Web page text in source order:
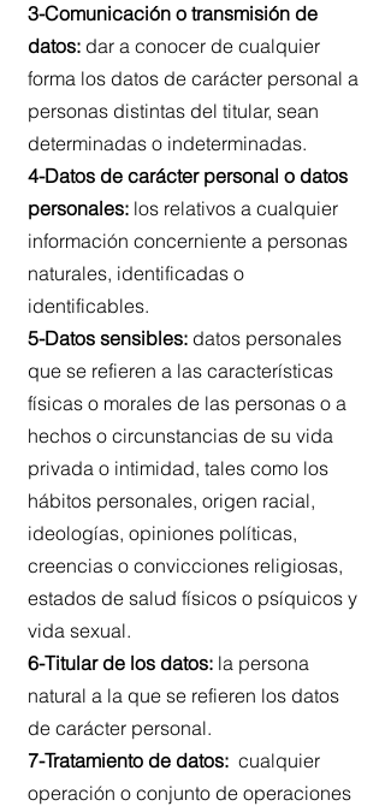
3-Comunicación o transmisión de
datos: dar a conocer de cualquier
forma los datos de carácter personal a
personas distintas del titular, sean
determinadas o indeterminadas.
4-Datos de carácter personal o datos
personales: los relativos a cualquier
información concerniente a personas
naturales, identificadas o
identificables.
5-Datos sensibles: datos personales
que se refieren a las características
físicas o morales de las personas o a
hechos o circunstancias de su vida
privada o intimidad, tales como los
hábitos personales, origen racial,
ideologías, opiniones políticas,
creencias o convicciones religiosas,
estados de salud físicos o psíquicos y
vida sexual.
6-Titular de los datos: la persona
natural a la que se refieren los datos
de carácter personal.
7-Tratamiento de datos: cualquier
operación o conjunto de operaciones